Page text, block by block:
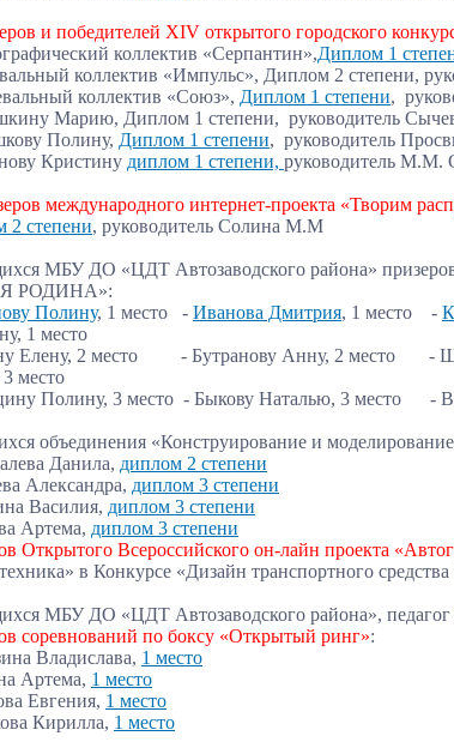
и победителей XIV открытого городского
коллектив «Серпантин»,Диплом 1
коллектив «Импульс», Диплом 2 степени,
коллектив «Союз», Диплом 1 степени,
Марию, Диплом 1 степени, руководитель
Полину, Диплом 1 степени, руководитель
Кристину диплом 1 степени, руководитель М.М.
международного интернет-проекта «Творим
2 степени, руководитель Солина М.М
МБУ ДО «ЦДТ Автозаводского района»
РОДИНА»:
Полину, 1 место - Иванова Дмитрия, 1 место -
1 место
Елену, 2 место - Бутранову Анну, 2 место -
место
Полину, 3 место - Быкову Наталью, 3 место -
объединения «Конструирование и
Данила, диплом 2 степени
Александра, диплом 3 степени
Василия, диплом 3 степени
Артема, диплом 3 степени
Открытого Всероссийского он-лайн проекта
в Конкурсе «Дизайн транспортного
МБУ ДО «ЦДТ Автозаводского района»,
соревнований по боксу «Открытый ринг»:
Владислава, 1 место
Артема, 1 место
Евгения, 1 место
Кирилла, 1 место